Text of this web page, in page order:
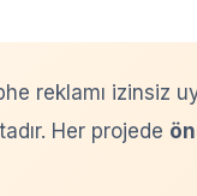
reklamı izinsiz
Her projede